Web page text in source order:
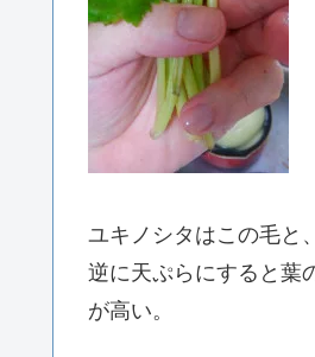
ユキノシタはこの毛と
逆に天ぷらにすると葉
が高い。